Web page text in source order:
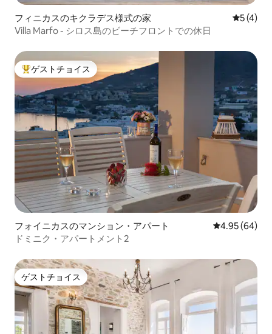
フィニカスのキクラデス様式の家 レビュー
5 (4)
Villa Marfo - シロス島のビーチフロントでの休日
大好評のゲストチョイスです。
ゲストチョイス
フォイニカスのマンション・アパート レビュー64
4.95 (64)
ドミニク・アパートメント2
ゲストチョイス
ゲストチョイス